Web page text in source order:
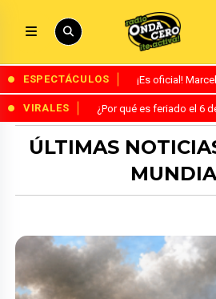
ESPECTÁCULOS ¡Es oficial!
VIRALES ¿Por qué es feriado el 6
ÚLTIMAS